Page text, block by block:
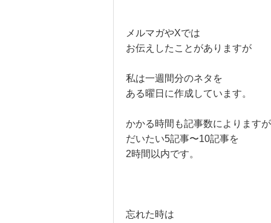
メルマガやXでは
お伝えしたことがありますが
私は一週間分のネタを
ある曜日に作成しています。
かかる時間も記事数によりますが
だいたい5記事〜10記事を
2時間以内です。
忘れた時は